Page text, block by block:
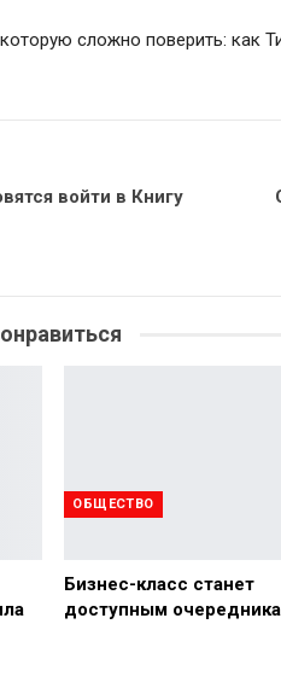
сложно поверить: как
войти в Книгу
ОБЩЕСТВО
Бизнес-класс станет
доступным